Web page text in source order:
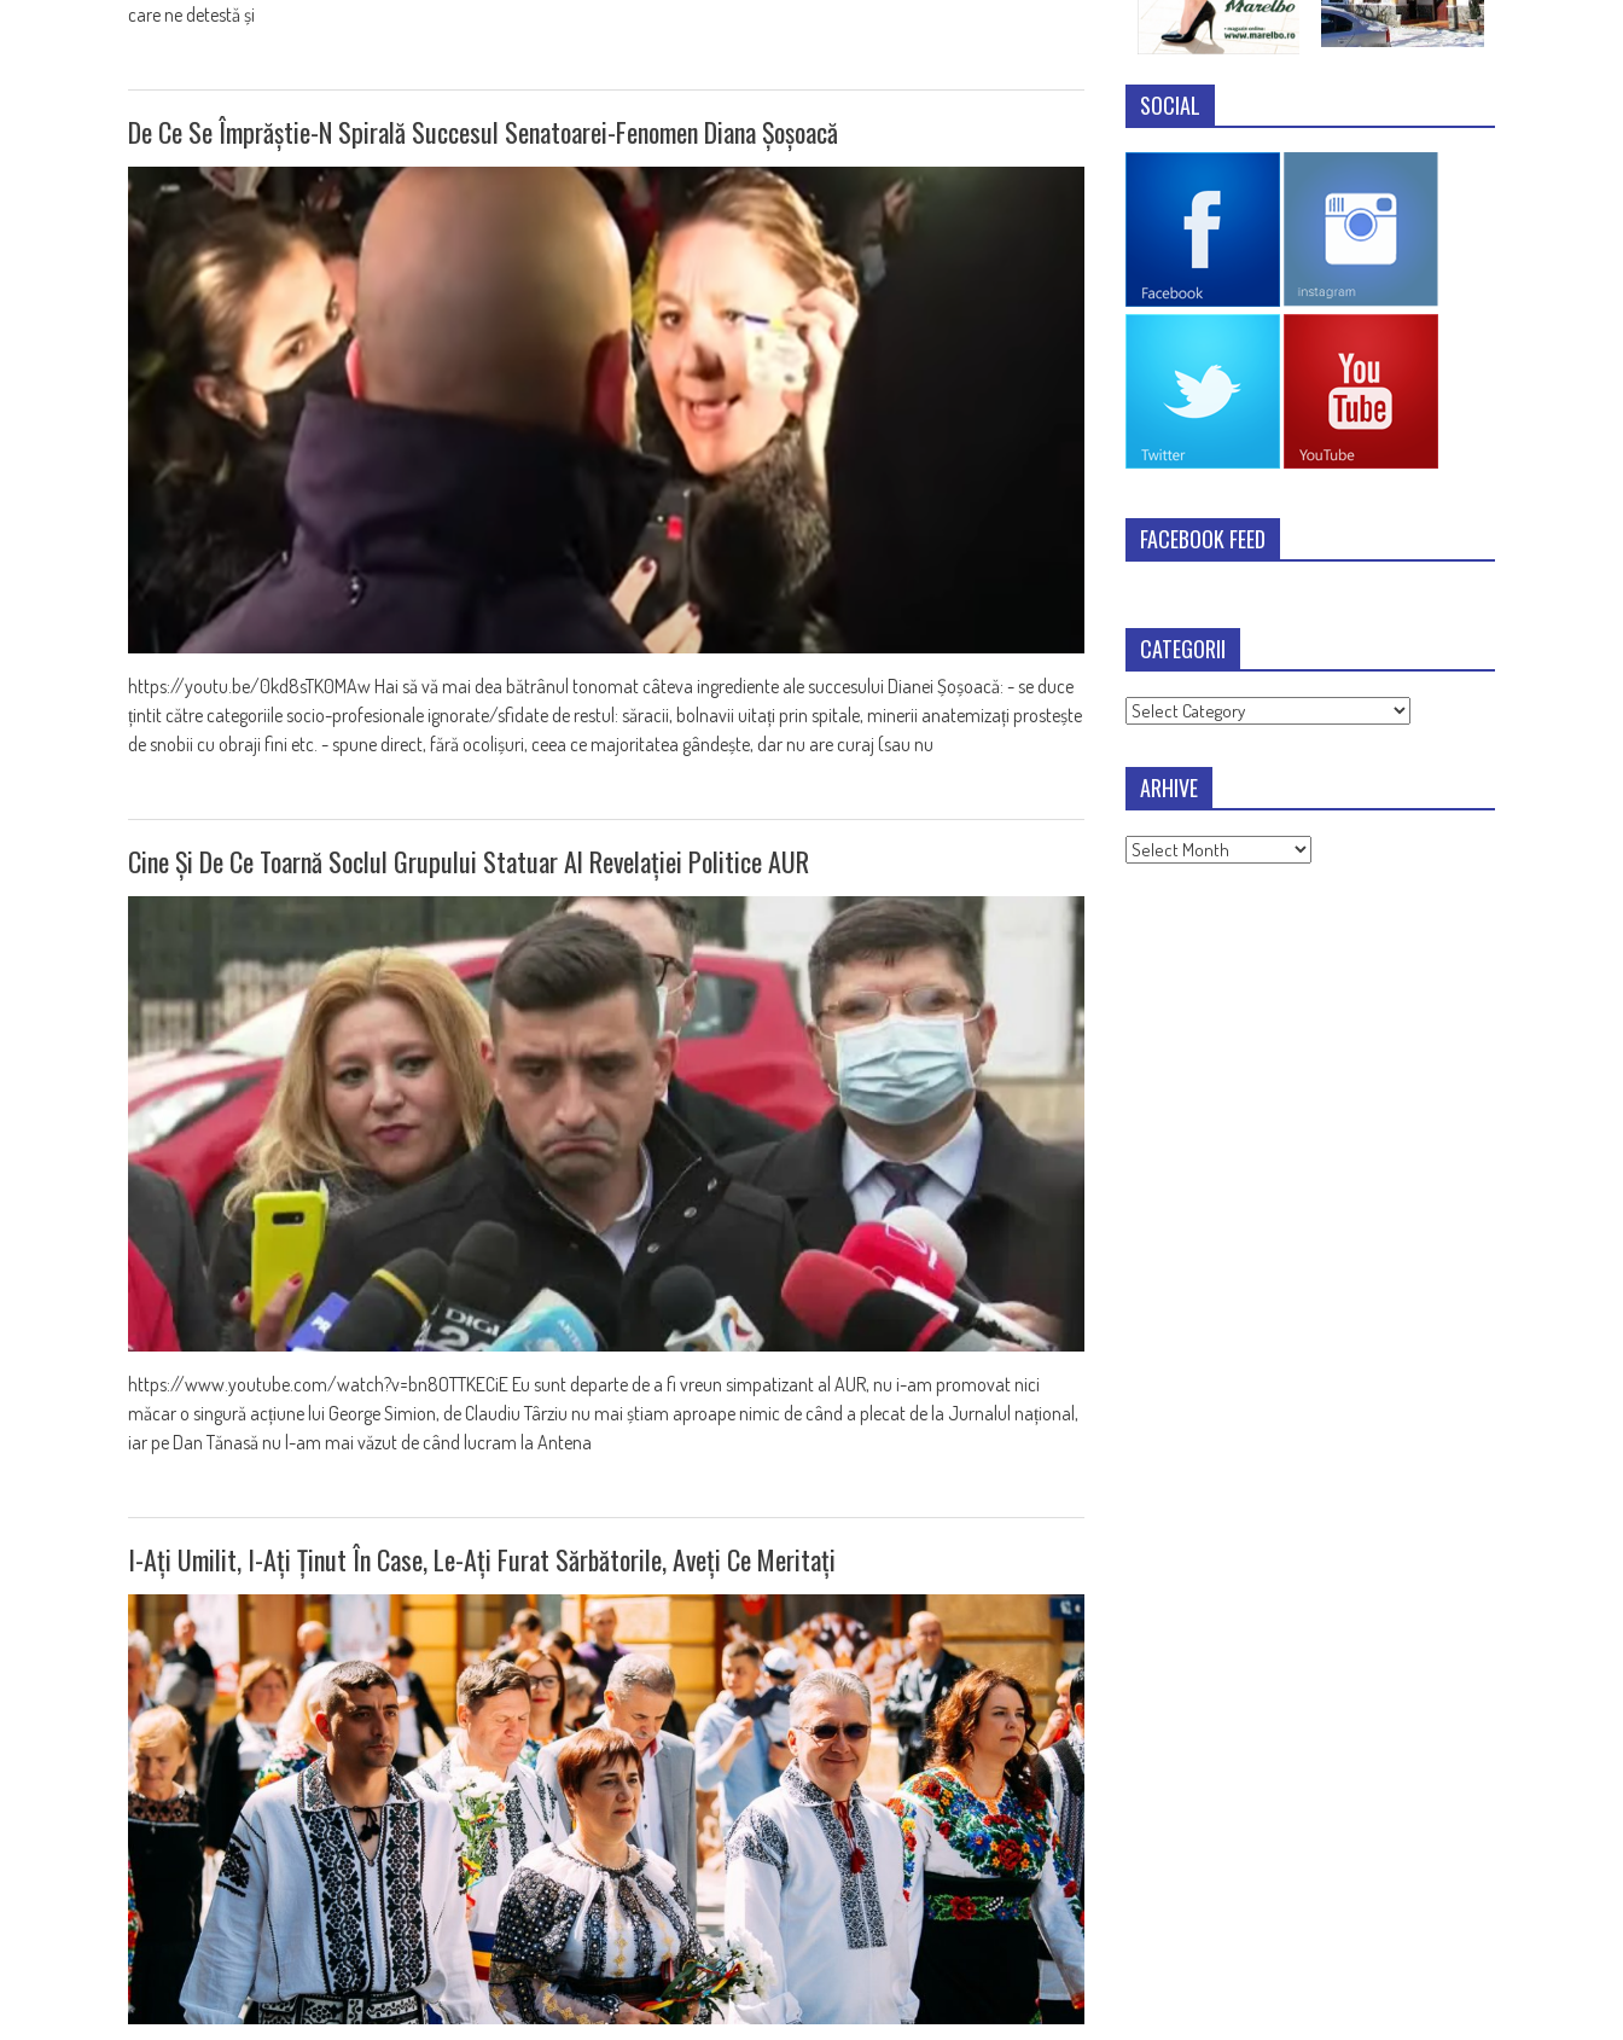
care ne detestă și
De Ce Se Împrăștie-N Spirală Succesul Senatoarei-Fenomen Diana Șoșoacă
https://youtu.be/0kd8sTK0MAw Hai să vă mai dea bătrânul tonomat câteva ingrediente ale succesului Dianei Șoșoacă: - se duce
țintit către categoriile socio-profesionale ignorate/sfidate de restul: săracii, bolnavii uitați prin spitale, minerii anatemizați prostește
de snobii cu obraji fini etc. - spune direct, fără ocolișuri, ceea ce majoritatea gândește, dar nu are curaj (sau nu
Cine Și De Ce Toarnă Soclul Grupului Statuar Al Revelației Politice AUR
https://www.youtube.com/watch?v=bn8OTTKECiE Eu sunt departe de a fi vreun simpatizant al AUR, nu i-am promovat nici
măcar o singură acțiune lui George Simion, de Claudiu Târziu nu mai știam aproape nimic de când a plecat de la Jurnalul național,
iar pe Dan Tănasă nu l-am mai văzut de când lucram la Antena
I-Ați Umilit, I-Ați Ținut În Case, Le-Ați Furat Sărbătorile, Aveți Ce Meritați
SOCIAL
FACEBOOK FEED
CATEGORII
Categorii
ARHIVE
Arhive